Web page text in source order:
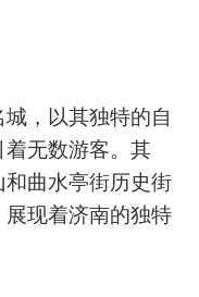
，以其独特的自
无数游客。其
曲水亭街历史街
展现着济南的独特